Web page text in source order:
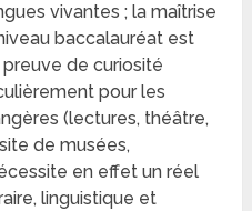
vivantes ; la maîtrise
baccalauréat est
de curiosité
pour les
(lectures, théâtre,
de musées,
en effet un réel
linguistique et